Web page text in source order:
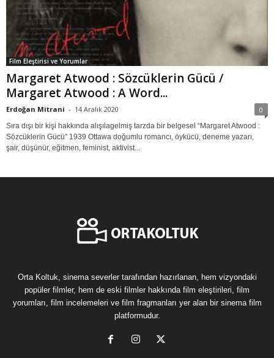
Film Eleştirisi ve Yorumlar
Margaret Atwood : Sözcüklerin Gücü /
Margaret Atwood : A Word...
Erdoğan Mitrani - 14 Aralık 2020 0
Sıra dışı bir kişi hakkında alışılagelmiş tarzda bir belgesel “Margaret Atwood :
Sözcüklerin Gücü” 1939 Ottawa doğumlu romancı, öykücü, deneme yazarı,
şair, düşünür, eğitmen, feminist, aktivist...
Orta Koltuk, sinema severler tarafından hazırlanan, hem vizyondaki
popüler filmler, hem de eski filmler hakkında film eleştirileri, film
yorumları, film incelemeleri ve film fragmanları yer alan bir sinema film
platformudur.